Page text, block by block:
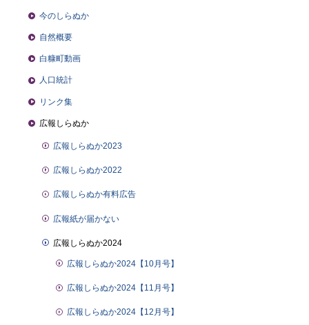
今のしらぬか
自然概要
白糠町動画
人口統計
リンク集
広報しらぬか
広報しらぬか2023
広報しらぬか2022
広報しらぬか有料広告
広報紙が届かない
広報しらぬか2024
広報しらぬか2024【10月号】
広報しらぬか2024【11月号】
広報しらぬか2024【12月号】